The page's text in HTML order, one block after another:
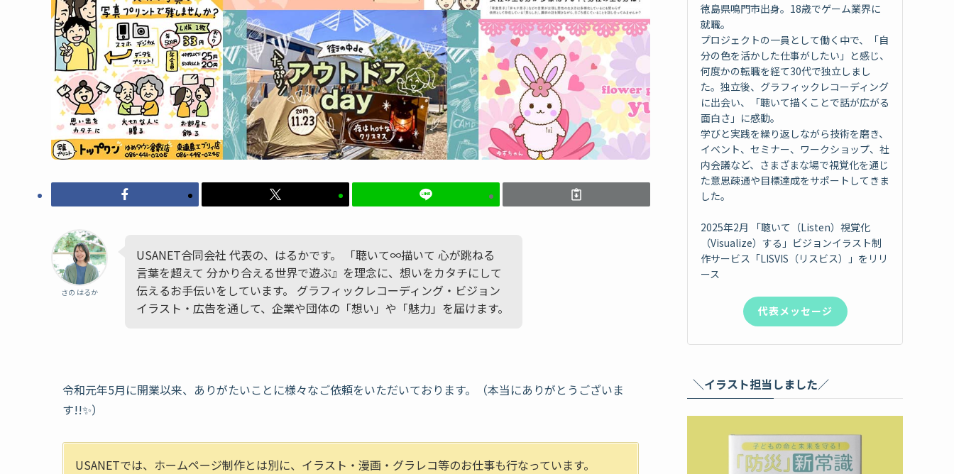
さの はるか
USANET合同会社 代表の、はるかです。 「聴いて∞描いて 心が跳ねる
言葉を超えて 分かり合える世界で遊ぶ』を理念に、想いをカタチにして
伝えるお手伝いをしています。 グラフィックレコーディング・ビジョン
イラスト・広告を通して、企業や団体の「想い」や「魅力」を届けます。
令和元年5月に開業以来、ありがたいことに様々なご依頼をいただいております。（本当にありがとうございま
す!!✨）
USANETでは、ホームページ制作とは別に、イラスト・漫画・グラレコ等のお仕事も行なっています。
徳島県鳴門市出身。18歳でゲーム業界に
就職。
プロジェクトの一員として働く中で、「自
分の色を活かした仕事がしたい」と感じ、
何度かの転職を経て30代で独立しまし
た。独立後、グラフィックレコーディング
に出会い、「聴いて描くことで話が広がる
面白さ」に感動。
学びと実践を繰り返しながら技術を磨き、
イベント、セミナー、ワークショップ、社
内会議など、さまざまな場で視覚化を通じ
た意思疎通や目標達成をサポートしてきま
した。
2025年2月 「聴いて（Listen）視覚化
（Visualize）する」ビジョンイラスト制
作サービス「LISVIS（リスビス）」をリリ
ース
代表メッセージ
＼イラスト担当しました／